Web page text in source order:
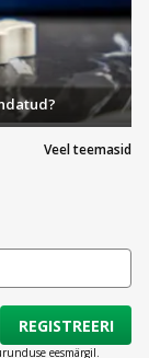
Veel teemasid
REGISTREERI
eesmärgil.